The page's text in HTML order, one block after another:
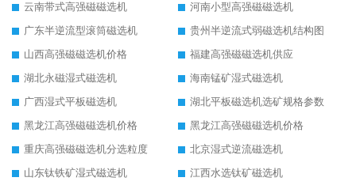
云南带式高强磁磁选机
河南小型高强磁磁选机
广东半逆流型滚筒磁选机
贵州半逆流式弱磁选机结构图
山西高强磁磁选机价格
福建高强磁磁选机供应
湖北永磁湿式磁选机
海南锰矿湿式磁选机
广西湿式平板磁选机
湖北平板磁选机选矿规格参数
黑龙江高强磁磁选机价格
黑龙江高强磁磁选机价格
重庆高强磁磁选机分选粒度
北京湿式逆流磁选机
山东钛铁矿湿式磁选机
江西水选钛矿磁选机